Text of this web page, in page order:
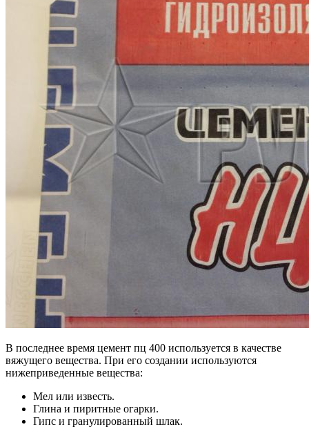
В последнее время цемент пц 400 используется в качестве
вяжущего вещества. При его создании используются
нижеприведенные вещества:
Мел или известь.
Глина и пиритные огарки.
Гипс и гранулированный шлак.